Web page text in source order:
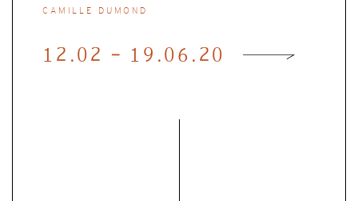
CAMILLE DUMOND
12.02 - 19.06.20